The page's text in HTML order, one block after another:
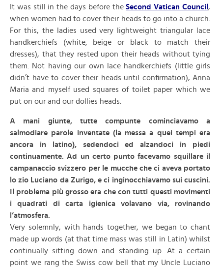
It was still in the days before theSecond Vatican Council ,
when women had to cover their heads to go into a church.
For this, the ladies used very lightweight triangular lace
handkerchiefs (white, beige or black to match their
dresses), that they rested upon their heads without tying
them. Not having our own lace handkerchiefs (little girls
didn’t have to cover their heads until confirmation), Anna
Maria and myself used squares of toilet paper which we
put on our and our dollies heads.
A mani giunte, tutte compunte cominciavamo a
salmodiare parole inventate (la messa a quei tempi era
ancora in latino), sedendoci ed alzandoci in piedi
continuamente. Ad un certo punto facevamo squillare il
campanaccio svizzero per le mucche che ci aveva portato
lo zio Luciano da Zurigo, e ci inginocchiavamo sui cuscini.
Il problema più grosso era che con tutti questi movimenti
i quadrati di carta igienica volavano via, rovinando
l’atmosfera.
Very solemnly, with hands together, we began to chant
made up words (at that time mass was still in Latin) whilst
continually sitting down and standing up. At a certain
point we rang the Swiss cow bell that my Uncle Luciano